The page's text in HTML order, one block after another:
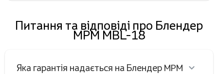
Питання та відповіді про Блендер
MPM MBL-18
Яка гарантія надається на Блендер MPM